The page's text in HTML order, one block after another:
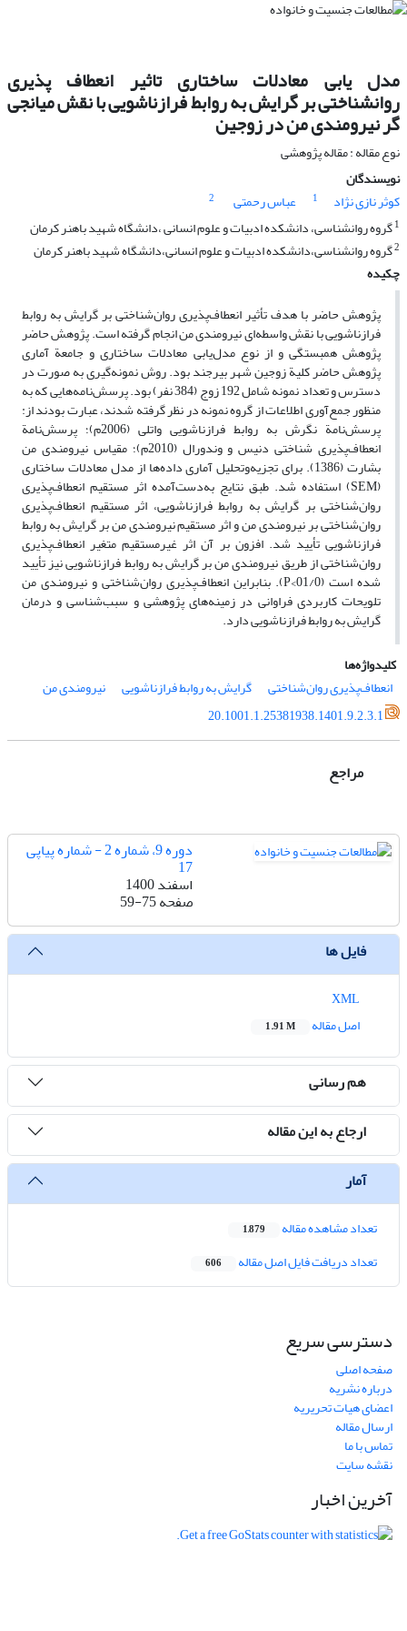
مدل یابی معادلات ساختاری تاثیر انعطاف پذیری
روانشناختی بر گرایش به روابط فرازناشویی با نقش میانجی
گر نیرومندی من در زوجین
نوع مقاله : مقاله پژوهشی
نویسندگان
کوثر نازی نژاد
1 عباس رحمتی
2
1گروه روانشناسی، دانشکده ادبیات و علوم انسانی ،دانشگاه شهید باهنر کرمان
2گروه روانشناسی،دانشکده ادبیات و علوم انسانی،دانشگاه شهید باهنر کرمان
چکیده
پژوهش حاضر با هدف تأثیر انعطاف‌پذیری روان‌شناختی بر گرایش به روابط
فرازناشویی با نقش واسطه‌ای نیرومندی من انجام گرفته است. پژوهش حاضر
پژوهش همبستگی و از نوع مدل‌یابی معادلات ساختاری و جامعة آماری
پژوهش حاضر کلیة زوجین شهر بیرجند بود. روش نمونه‌گیری به صورت در
دسترس و تعداد نمونه شامل 192 زوج (384 نفر) بود. پرسش‌نامه‌هایی که به
منظور جمع‌آوری اطلاعات از گروه نمونه در نظر گرفته شدند، عبارت بودند از:
پرسش‌نامة نگرش به روابط فرازناشویی واتلی (2006م)؛ پرسش‌نامة
انعطاف‌پذیری شناختی دنیس و وندورال (2010م)؛ مقیاس نیرومندی من
بشارت (1386). برای تجزیه‌وتحلیل آماری داده‌ها از مدل معادلات ساختاری
(SEM) استفاده شد. طبق نتایج به‌دست‌آمده اثر مستقیم انعطاف‌پذیری
روان‌شناختی بر گرایش به روابط فرازناشویی، اثر مستقیم انعطاف‌پذیری
روان‌شناختی بر نیرومندی من و اثر مستقیم نیرومندی من بر گرایش به روابط
فرازناشویی تأیید شد. افزون بر آن اثر غیرمستقیم متغیر انعطاف‌پذیری
روان‌شناختی از طریق نیرومندی من بر گرایش به روابط فرازناشویی نیز تأیید
شده است (01/0>P). بنابراین انعطاف‌پذیری روان‌شناختی و نیرومندی من
تلویحات کاربردی فراوانی در زمینه‌های پژوهشی و سبب‌شناسی و درمان
گرایش به روابط فرازناشویی دارد.
کلیدواژه‌ها
انعطاف‌پذیری روان‌شناختی
گرایش به روابط فرازناشویی
نیرومندی من
20.1001.1.25381938.1401.9.2.3.1
مراجع
دوره 9، شماره 2 - شماره پیاپی
17
اسفند 1400
صفحه59-75
فایل ها
اصل مقاله
1.91 M
هم رسانی
ارجاع به این مقاله
آمار
تعداد مشاهده مقاله 1,879
تعداد دریافت فایل اصل مقاله 606
دسترسی سریع
صفحه اصلی
درباره نشریه
اعضای هیات تحریریه
ارسال مقاله
تماس با ما
نقشه سایت
آخرین اخبار